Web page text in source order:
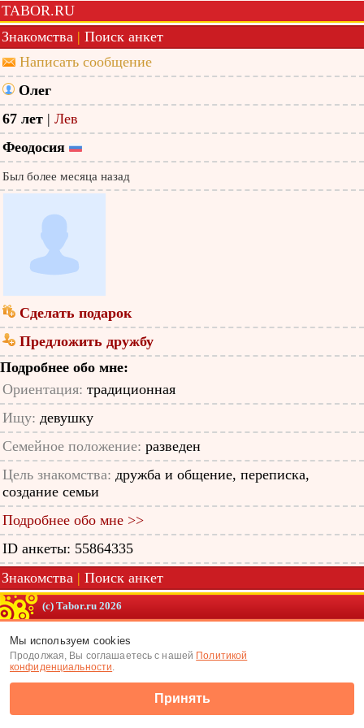
TABOR.RU
Знакомства | Поиск анкет
Написать сообщение
Олег
67 лет | Лев
Феодосия
Был более месяца назад
Сделать подарок
Предложить дружбу
Подробнее обо мне:
Ориентация: традиционная
Ищу: девушку
Семейное положение: разведен
Цель знакомства: дружба и общение, переписка,
создание семьи
Подробнее обо мне >>
ID анкеты: 55864335
Знакомства | Поиск анкет
(c) Tabor.ru 2026
Мы используем cookies
Продолжая, Вы соглашаетесь с нашей Политикой
конфиденциальности.
Принять